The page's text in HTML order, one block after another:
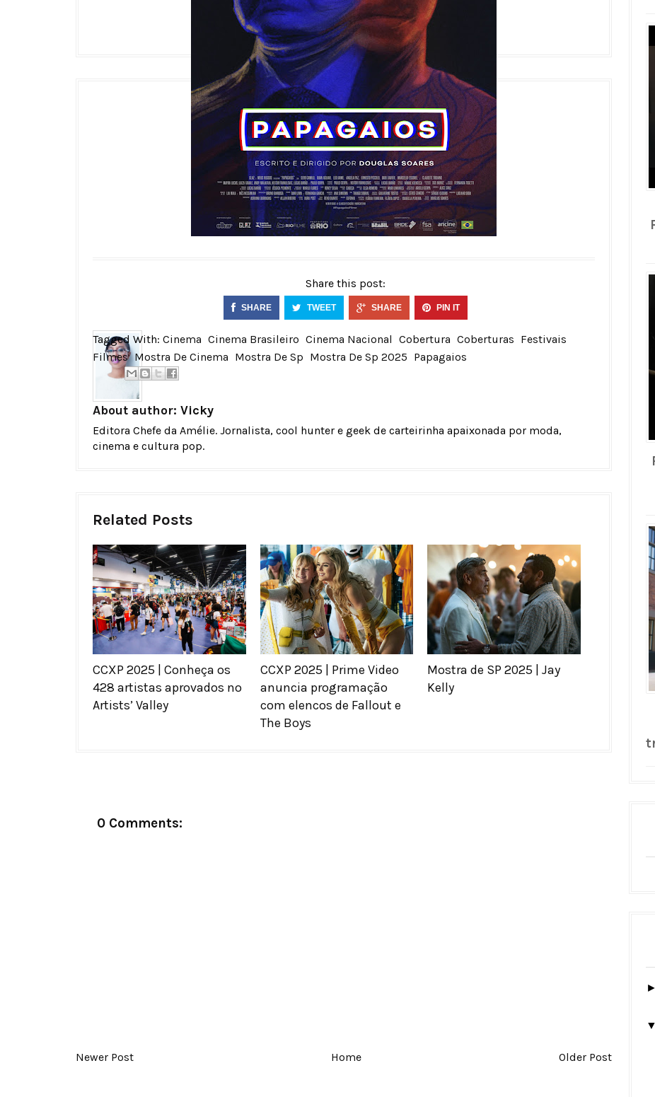
Share this post:
SHARE TWEET SHARE PIN IT
Tagged With: Cinema Cinema Brasileiro Cinema Nacional Cobertura Coberturas Festivais
Filmes Mostra De Cinema Mostra De Sp Mostra De Sp 2025 Papagaios
About author: Vicky
Editora Chefe da Amélie. Jornalista, cool hunter e geek de carteirinha apaixonada por moda,
cinema e cultura pop.
Related Posts
CCXP 2025 | Conheça os
428 artistas aprovados no
Artists’ Valley
CCXP 2025 | Prime Video
anuncia programação
com elencos de Fallout e
The Boys
Mostra de SP 2025 | Jay
Kelly
0 Comments:
Newer Post Home Older Post